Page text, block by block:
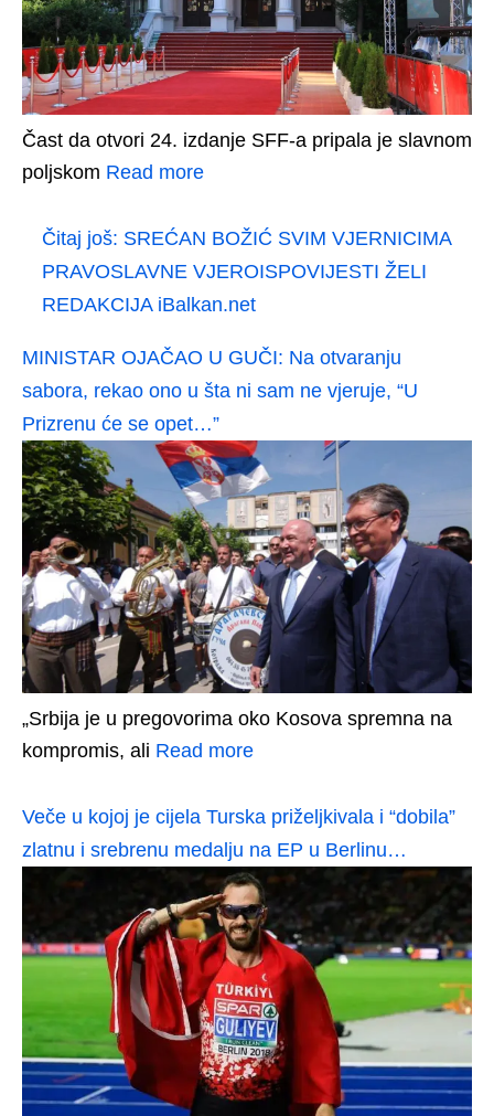
Čast da otvori 24. izdanje SFF-a pripala je slavnom
poljskom Read more
Čitaj još: SREĆAN BOŽIĆ SVIM VJERNICIMA
PRAVOSLAVNE VJEROISPOVIJESTI ŽELI
REDAKCIJA iBalkan.net
MINISTAR OJAČAO U GUČI: Na otvaranju
sabora, rekao ono u šta ni sam ne vjeruje, “U
Prizrenu će se opet…”
„Srbija je u pregovorima oko Kosova spremna na
kompromis, ali Read more
Veče u kojoj je cijela Turska priželjkivala i “dobila”
zlatnu i srebrenu medalju na EP u Berlinu…